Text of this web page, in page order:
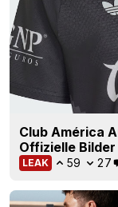
Club América
Offizielle Bilder
LEAK 59 27